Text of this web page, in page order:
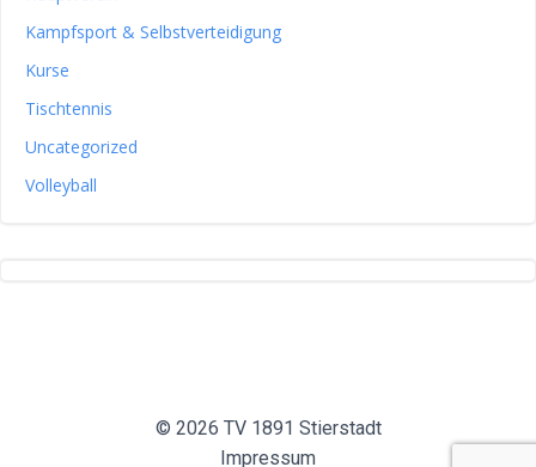
Kampfsport & Selbstverteidigung
Kurse
Tischtennis
Uncategorized
Volleyball
© 2026 TV 1891 Stierstadt
Impressum